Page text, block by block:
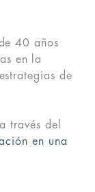
40 años
en la
de
través del
en una